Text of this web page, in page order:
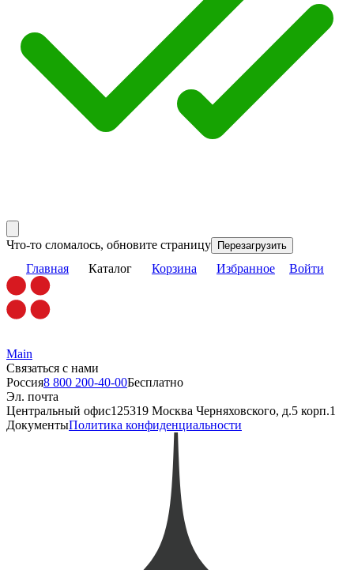
Что-то сломалось, обновите страницу Перезагрузить
Главная Каталог Корзина Избранное Войти
Main
Связаться с нами
Россия8 800 200-40-00Бесплатно
Эл. почта
Центральный офис125319 Москва Черняховского, д.5 корп.1
ДокументыПолитика конфиденциальности